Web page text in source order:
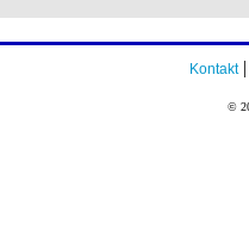
Kontakt
©